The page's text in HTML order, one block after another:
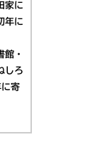
家に
年に
・
しろ
寄